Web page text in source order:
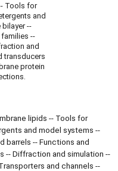
Tools for
and
--
--
and
transducers
protein
lipids -- Tools for
and model systems --
barrels -- Functions and
-- Diffraction and simulation --
and channels --